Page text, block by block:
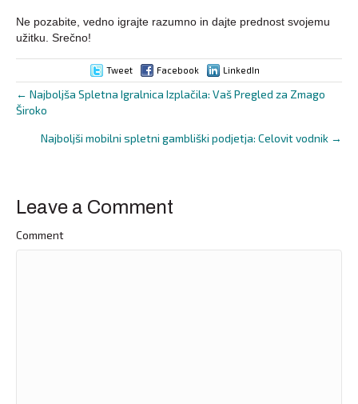
Ne pozabite, vedno igrajte razumno in dajte prednost svojemu
užitku. Srečno!
Tweet Facebook LinkedIn
Posts
navigation
← Najboljša Spletna Igralnica Izplačila: Vaš Pregled za Zmago
Široko
Najboljši mobilni spletni gambliški podjetja: Celovit vodnik →
Leave a Comment
Comment